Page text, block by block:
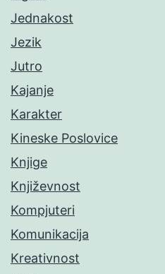
Jednakost
Jezik
Jutro
Kajanje
Karakter
Kineske Poslovice
Knjige
Književnost
Kompjuteri
Komunikacija
Kreativnost